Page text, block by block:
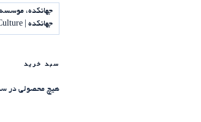
جهانکده،
جهانکده | Jahankadeh Institute of Science and Culture
سبد خرید
هیچ محصولی در